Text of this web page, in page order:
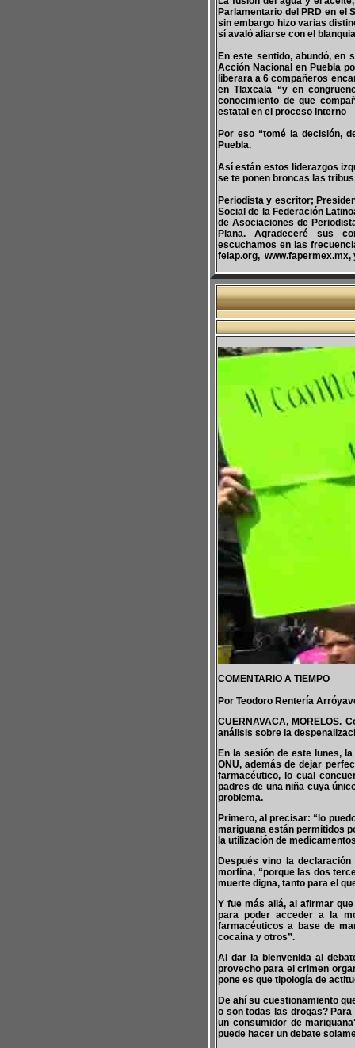
Parlamentario del PRD en el
sin embargo hizo varias
sí avaló aliarse con el
En este sentido, abundó, en
Acción Nacional en Puebla
liberara a 6 compañeros
en Tlaxcala “y en
conocimiento de que
estatal en el proceso interno
Por eso “tomé la decisión,
Puebla.
Así están estos liderazgos
se te ponen broncas las
Periodista y escritor;
Social de la Federación
de Asociaciones de
Plana. Agradeceré sus
escuchamos en las
felap.org,
COMENTARIO A TIEMPO
Por Teodoro Rentería
CUERNAVACA, MORELOS.
análisis sobre la
En la sesión de este lunes,
ONU, además de dejar
farmacéutico, lo cual
padres de una niña cuya
problema.
Primero, al precisar: “lo
mariguana están permitidos
la utilización de
Después vino la
morfina, “porque las dos
muerte digna, tanto para el
Y fue más allá, al afirmar
para poder acceder a la
farmacéuticos a base de
cocaína y otros”.
Al dar la bienvenida al
provecho para el crimen
pone es que tipología de
De ahí su cuestionamiento
o son todas las drogas?
un consumidor de
puede hacer un debate